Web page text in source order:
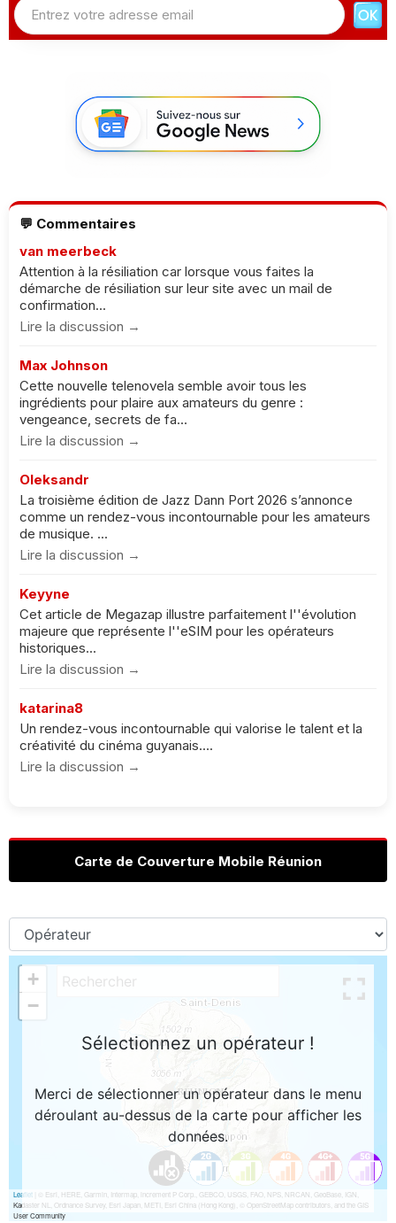
💬 Commentaires
van meerbeck
Attention à la résiliation car lorsque vous faites la
démarche de résiliation sur leur site avec un mail de
confirmation...
Lire la discussion →
Max Johnson
Cette nouvelle telenovela semble avoir tous les
ingrédients pour plaire aux amateurs du genre :
vengeance, secrets de fa...
Lire la discussion →
Oleksandr
La troisième édition de Jazz Dann Port 2026 s’annonce
comme un rendez-vous incontournable pour les amateurs
de musique. ...
Lire la discussion →
Keyyne
Cet article de Megazap illustre parfaitement l''évolution
majeure que représente l''eSIM pour les opérateurs
historiques...
Lire la discussion →
katarina8
Un rendez-vous incontournable qui valorise le talent et la
créativité du cinéma guyanais....
Lire la discussion →
Carte de Couverture Mobile Réunion